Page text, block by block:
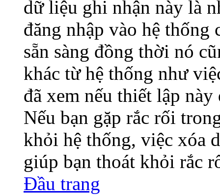
dữ liệu ghi nhận này là
đăng nhập vào hệ
sẵn sàng đồng thời nó
khác từ hệ thống như
đã xem nếu thiết lập
Nếu bạn gặp rắc rối
khỏi hệ thống, việc xóa
giúp bạn thoát khỏi rắc
Đầu trang